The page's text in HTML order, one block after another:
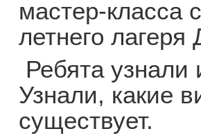
мастер-класса
летнего лагеря
Ребята узнали
Узнали, какие
существует.